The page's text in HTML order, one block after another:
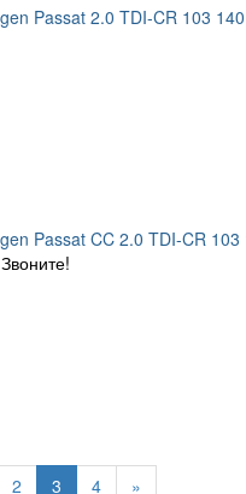
Passat 2.0 TDI-CR 103
Passat CC 2.0 TDI-CR
2 3 4 »